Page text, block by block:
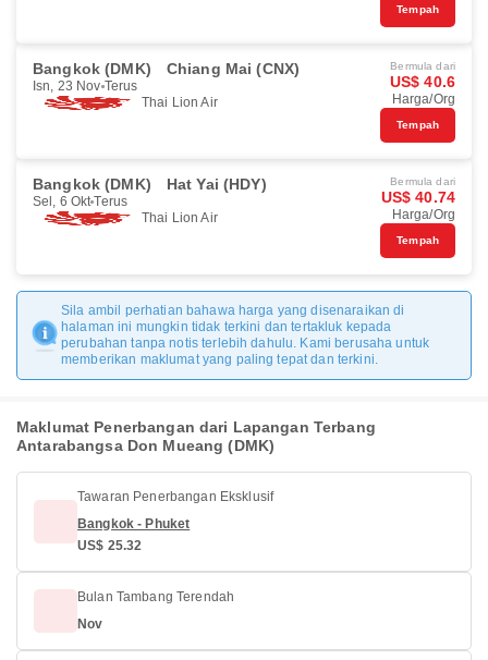
Tempah
Bangkok (DMK) Chiang Mai (CNX)
Isn, 23 Nov Terus
Thai Lion Air
Bermula dari
US$ 40.6
Harga/Org
Tempah
Bangkok (DMK) Hat Yai (HDY)
Sel, 6 Okt Terus
Thai Lion Air
Bermula dari
US$ 40.74
Harga/Org
Tempah
Sila ambil perhatian bahawa harga yang disenaraikan di
halaman ini mungkin tidak terkini dan tertakluk kepada
perubahan tanpa notis terlebih dahulu. Kami berusaha untuk
memberikan maklumat yang paling tepat dan terkini.
Maklumat Penerbangan dari Lapangan Terbang
Antarabangsa Don Mueang (DMK)
Tawaran Penerbangan Eksklusif
Bangkok - Phuket
US$ 25.32
Bulan Tambang Terendah
Nov